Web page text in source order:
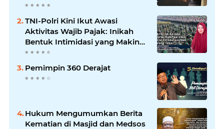
TNI-Polri Kini Ikut Awasi
Aktivitas Wajib Pajak: Inikah
Bentuk Intimidasi yang Makin
Menekan Rakyat?
Pemimpin 360 Derajat
Hukum Mengumumkan Berita
Kematian di Masjid dan Medsos